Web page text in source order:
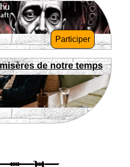
Participer
de notre temps